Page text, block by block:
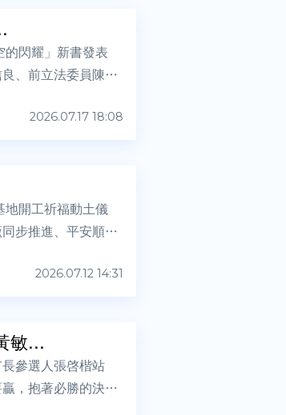
2026.07.17 18:08
閃耀」新書發表
、前立法委員陳明
2026.07.12 14:31
地開工祈福動土儀
步推進、平安順
敏...
參選人張啓楷站
，抱著必勝的決